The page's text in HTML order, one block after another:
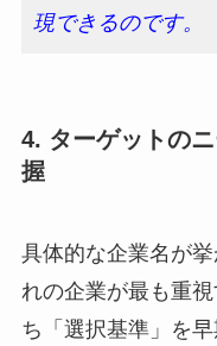
現できるのです。
4. ターゲットの
握
具体的な企業名が
れの企業が最も重
ち「選択基準」を